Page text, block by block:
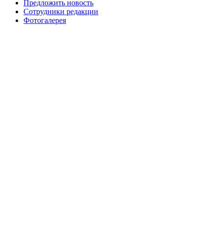
Предложить новость
Сотрудники редакции
Фотогалерея